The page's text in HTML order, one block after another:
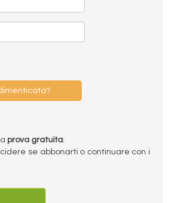
prova gratuita.
se abbonarti o continuare con i